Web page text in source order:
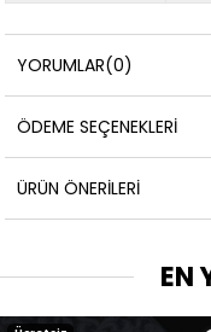
YORUMLAR(0)
ÖDEME SEÇENEKLERI
ÜRÜN ÖNERILERI
EN